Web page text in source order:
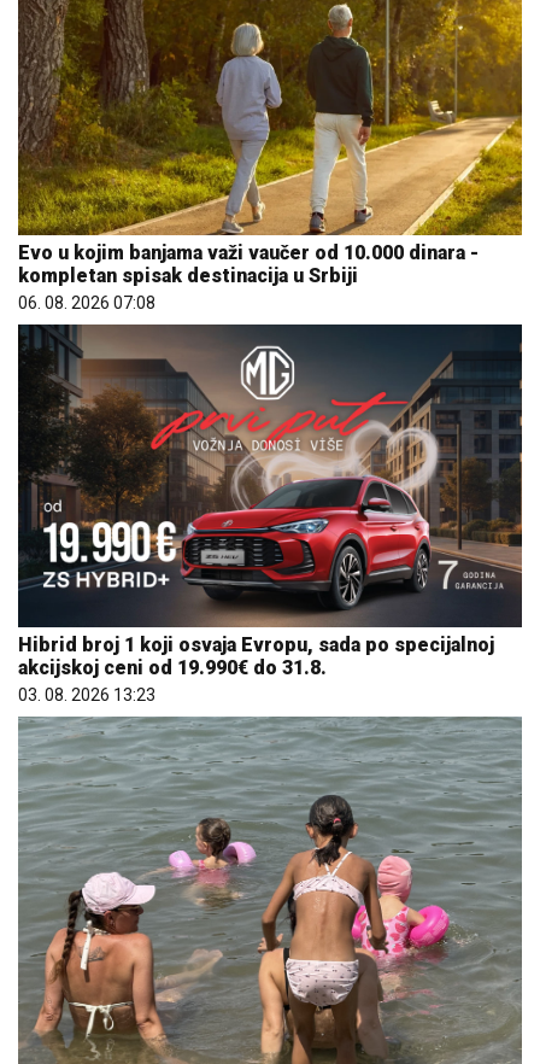
Evo u kojim banjama važi vaučer od 10.000 dinara -
kompletan spisak destinacija u Srbiji
06. 08. 2026 07:08
Hibrid broj 1 koji osvaja Evropu, sada po specijalnoj
akcijskoj ceni od 19.990€ do 31.8.
03. 08. 2026 13:23